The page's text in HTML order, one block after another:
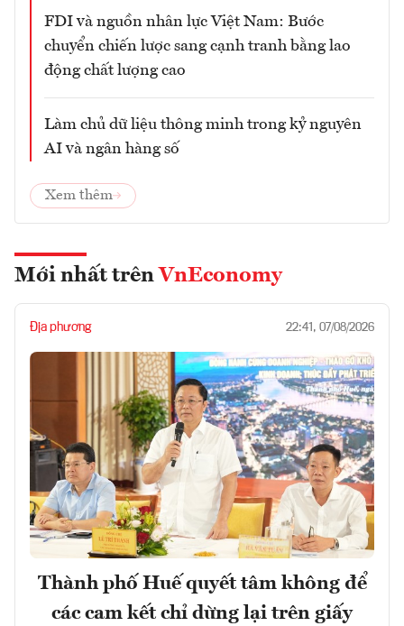
FDI và nguồn nhân lực Việt Nam: Bước
chuyển chiến lược sang cạnh tranh bằng lao
động chất lượng cao
Làm chủ dữ liệu thông minh trong kỷ nguyên
AI và ngân hàng số
Xem thêm
Mới nhất trên VnEconomy
Địa phương 22:41, 07/08/2026
Thành phố Huế quyết tâm không để
các cam kết chỉ dừng lại trên giấy